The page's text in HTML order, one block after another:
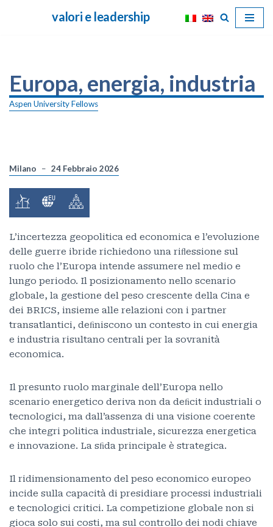
valori e leadership
Europa, energia, industria
Aspen University Fellows
Milano 24 Febbraio 2026
L’incertezza geopolitica ed economica e l’evoluzione
delle guerre ibride richiedono una riﬂessione sul
ruolo che l’Europa intende assumere nel medio e
lungo periodo. Il posizionamento nello scenario
globale, la gestione del peso crescente della Cina e
dei BRICS, insieme alle relazioni con i partner
transatlantici, deﬁniscono un contesto in cui energia
e industria risultano centrali per la sovranità
economica.
Il presunto ruolo marginale dell’Europa nello
scenario energetico deriva non da deﬁcit industriali o
tecnologici, ma dall’assenza di una visione coerente
che integri politica industriale, sicurezza energetica
e innovazione. La sﬁda principale è strategica.
Il ridimensionamento del peso economico europeo
incide sulla capacità di presidiare processi industriali
e tecnologici critici. La competizione globale non si
gioca solo sui costi, ma sul controllo dei nodi chiave